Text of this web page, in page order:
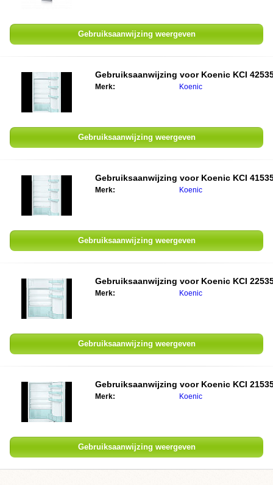
Gebruiksaanwijzing weergeven
Gebruiksaanwijzing voor Koenic KCI
Merk: Koenic
Gebruiksaanwijzing weergeven
Gebruiksaanwijzing voor Koenic KCI
Merk: Koenic
Gebruiksaanwijzing weergeven
Gebruiksaanwijzing voor Koenic KCI
Merk: Koenic
Gebruiksaanwijzing weergeven
Gebruiksaanwijzing voor Koenic KCI
Merk: Koenic
Gebruiksaanwijzing weergeven